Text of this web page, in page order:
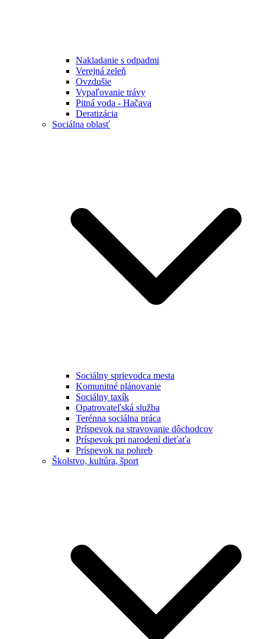
Nakladanie s odpadmi
Verejná zeleň
Ovzdušie
Vypaľovanie trávy
Pitná voda - Hačava
Deratizácia
Sociálna oblasť
Sociálny sprievodca mesta
Komunitné plánovanie
Sociálny taxík
Opatrovateľská služba
Terénna sociálna práca
Príspevok na stravovanie dôchodcov
Príspevok pri narodení dieťaťa
Príspevok na pohreb
Školstvo, kultúra, šport